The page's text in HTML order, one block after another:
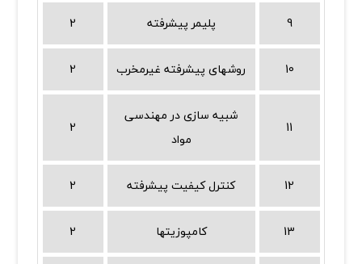
2 پلیمر پیشرفته 9
2 روشهای پیشرفته غیرمخرب 10
2
شبیه سازی در مهندسی
مواد
11
2 کنترل کیفیت پیشرفته 12
2 کامپوزیتها 13